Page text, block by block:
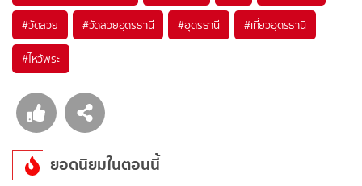
#วัดสวย #วัดสวยอุดรธานี #อุดรธานี #เที่ยวอุดรธานี
#ไหว้พระ
ยอดนิยมในตอนนี้